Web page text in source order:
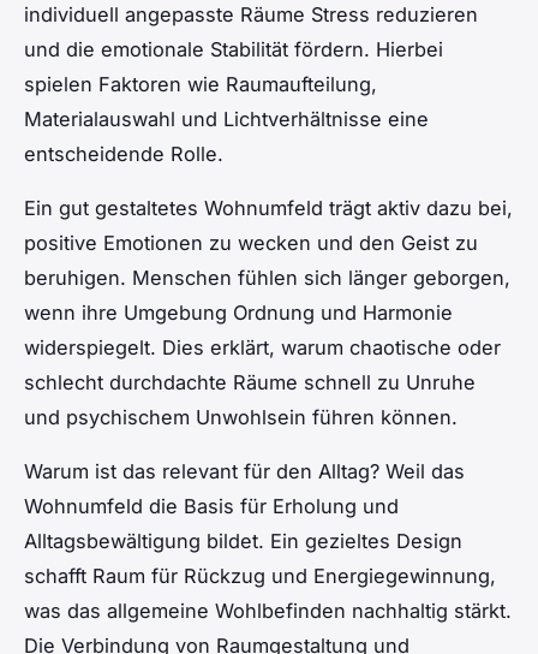
individuell angepasste Räume Stress reduzieren
und die emotionale Stabilität fördern. Hierbei
spielen Faktoren wie Raumaufteilung,
Materialauswahl und Lichtverhältnisse eine
entscheidende Rolle.
Ein gut gestaltetes Wohnumfeld trägt aktiv dazu bei,
positive Emotionen zu wecken und den Geist zu
beruhigen. Menschen fühlen sich länger geborgen,
wenn ihre Umgebung Ordnung und Harmonie
widerspiegelt. Dies erklärt, warum chaotische oder
schlecht durchdachte Räume schnell zu Unruhe
und psychischem Unwohlsein führen können.
Warum ist das relevant für den Alltag? Weil das
Wohnumfeld die Basis für Erholung und
Alltagsbewältigung bildet. Ein gezieltes Design
schafft Raum für Rückzug und Energiegewinnung,
was das allgemeine Wohlbefinden nachhaltig stärkt.
Die Verbindung von Raumgestaltung und